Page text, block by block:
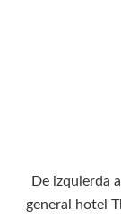
De izquierda
general hotel